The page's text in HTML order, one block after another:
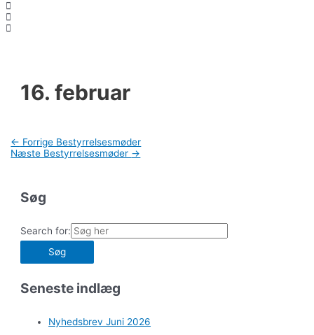
16. februar
Indlægsnavigation
← Forrige Bestyrrelsesmøder
Næste Bestyrrelsesmøder →
Søg
Search for:
Seneste indlæg
Nyhedsbrev Juni 2026